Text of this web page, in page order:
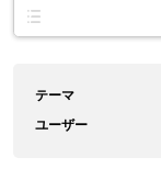
テーマ
ユーザー